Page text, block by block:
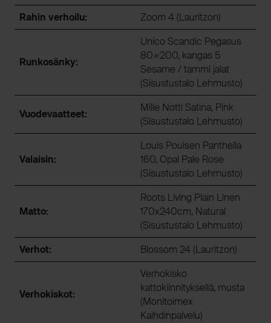
Rahin verhoilu:
Zoom 4 (Lauritzon)
Runkosänky:
Unico Scandic Pegasus
80×200, kangas 5
Sesame / tammi jalat
(Sisustustalo Lehmusto)
Vuodevaatteet:
Mille Notti Satina, Pink
(Sisustustalo Lehmusto)
Valaisin:
Louis Poulsen Panthella
160, Opal Pale Rose
(Sisustustalo Lehmusto)
Matto:
Roots Living Plain Linen
170x240cm, Natural
(Sisustustalo Lehmusto)
Verhot:
Blossom 24 (Lauritzon)
Verhokiskot:
Verhokisko
kattokiinnityksellä, musta
(Monitoimex
Kaihdinpalvelu)